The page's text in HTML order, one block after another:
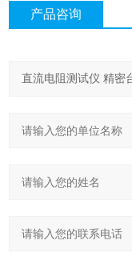
产品咨询